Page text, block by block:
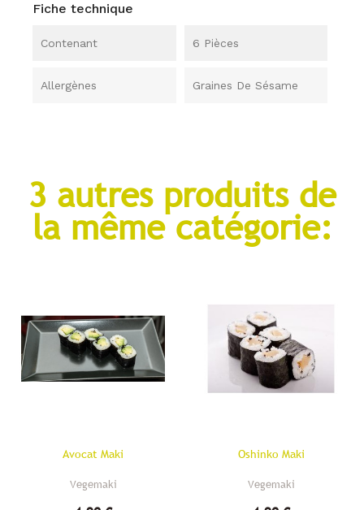
Fiche technique
Contenant 6 Pièces
Allergènes Graines De Sésame
3 autres produits de
la même catégorie:
Avocat Maki
Vegemaki
Oshinko Maki
Vegemaki